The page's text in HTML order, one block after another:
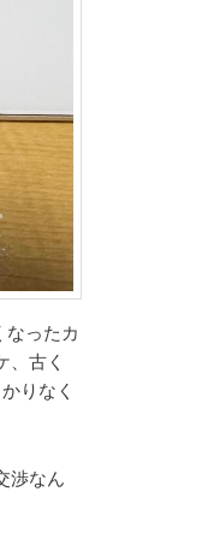
ったカ
、古く
りなく
渉なん